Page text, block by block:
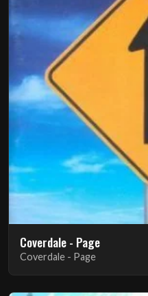
Coverdale - Page
Coverdale - Page